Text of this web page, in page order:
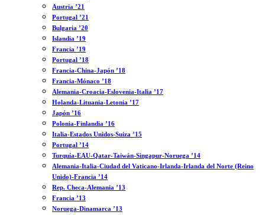
Austria ’21
Portugal ’21
Bulgaria ’20
Islandia ’19
Francia ’19
Portugal ’18
Francia-China-Japón ’18
Francia-Mónaco ’18
Alemania-Croacia-Eslovenia-Italia ’17
Holanda-Lituania-Letonia ’17
Japón ’16
Polonia-Finlandia ’16
Italia-Estados Unidos-Suiza ’15
Portugal ’14
Turquía-EAU-Qatar-Taiwán-Singapur-Noruega ’14
Alemania-Italia-Ciudad del Vaticano-Irlanda-Irlanda del Norte (Reino
Unido)-Francia ’14
Rep. Checa-Alemania ’13
Francia ’13
Noruega-Dinamarca ’13